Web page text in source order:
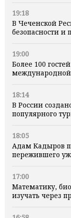
19:18
В Чеченской
безопасности и
19:00
Более 100
18:14
В России
популярного
18:05
Адам Кадыров
пережившего
17:00
Математику,
изучать через